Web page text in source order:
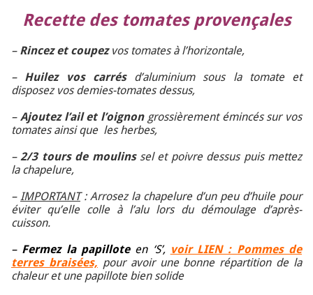
Recette des tomates provençales
– Rincez et coupezvos tomates à l’horizontale,
– Huilez vos carrésd’aluminium sous la tomate et
disposez vos demies-tomates dessus,
– Ajoutez l’ail et l’oignongrossièrement émincés sur vos
tomates ainsi que les herbes,
–2/3 tours de moulinssel et poivre dessus puis mettez
la chapelure,
– IMPORTANT: Arrosez la chapelure d’un peu d’huile pour
éviter qu’elle colle à l’alu lors du démoulage d’après-
cuisson.
– Fermez la papilloteen ‘S’, voir LIEN : Pommes de
terres braisées, pour avoir une bonne répartition de la
chaleur et une papillote bien solide